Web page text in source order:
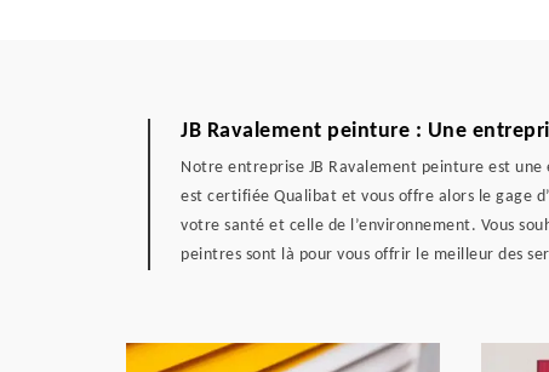
JB Ravalement peinture : Une
Notre entreprise JB Ravalement peinture est
est certifiée Qualibat et vous offre alors le gage
votre santé et celle de l’environnement. Vous
peintres sont là pour vous offrir le meilleur des